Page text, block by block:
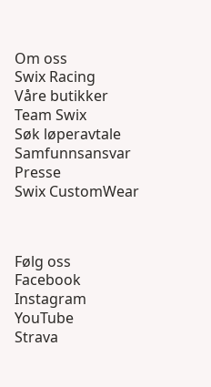
Om oss
Swix Racing
Våre butikker
Team Swix
Søk løperavtale
Samfunnsansvar
Presse
Swix CustomWear
Følg oss
Facebook
Instagram
YouTube
Strava